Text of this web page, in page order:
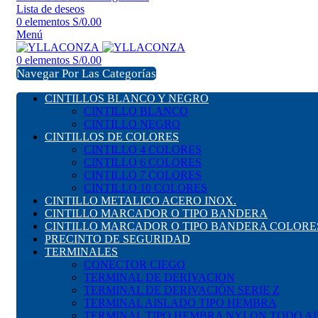
Lista de deseos
0 elementos S/0.00
Menú
0 elementos S/0.00
Navegar Por Las Categorías
CINTILLOS BLANCO Y NEGRO
CINTILLO BLANCO
CINTILLO NEGRO
CINTILLOS DE COLORES
CINTILLO 4 COLORES
CINTILLO 6 COLORES
CINTILLO 7 COLORES
CINTILLO 10 COLORES
CINTILLO METALICO ACERO INOX.
CINTILLO MARCADOR O TIPO BANDERA
CINTILLO MARCADOR O TIPO BANDERA
PRECINTO DE SEGURIDAD
TERMINALES
CONECTOR CIEGO
TERMINAL DE DERIVACION
TERMINAL DE DERIVACIÓN SERIE Z
TERMINAL AISLADO TIPO HEMBRA
TERMINAL TIPO HEMBRA NYLON TODO